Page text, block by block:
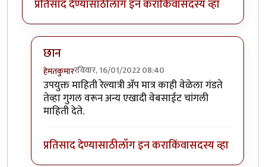
प्रतिसाद देण्यासाठीलॉग इन कराकिंवासदस्य व्हा
छान
हेमंतकुमाररविवार, 16/01/2022 08:40
In reply toरेल्वे appsbyकंजूस
उपयुक्त माहिती रेल्यात्री ॲप मात्र काही वेळेला गंडते
तेव्हा गुगल वरून अन्य एखादी वेबसाईट चांगली
माहिती देते.
प्रतिसाद देण्यासाठीलॉग इन कराकिंवासदस्य व्हा